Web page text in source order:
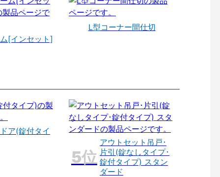
[インセット]
L型コーナー間仕切
ア(錠付タイ
アウトセット吊戸･
片引(錠なしタイプ･
錠付タイプ) スタン
ダード